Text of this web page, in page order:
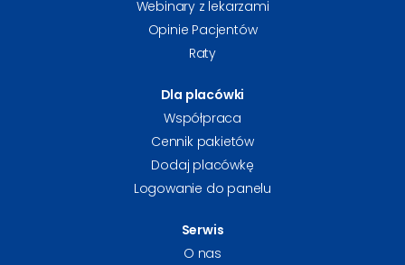
Webinary z lekarzami
Opinie Pacjentów
Raty
Dla placówki
Współpraca
Cennik pakietów
Dodaj placówkę
Logowanie do panelu
Serwis
O nas